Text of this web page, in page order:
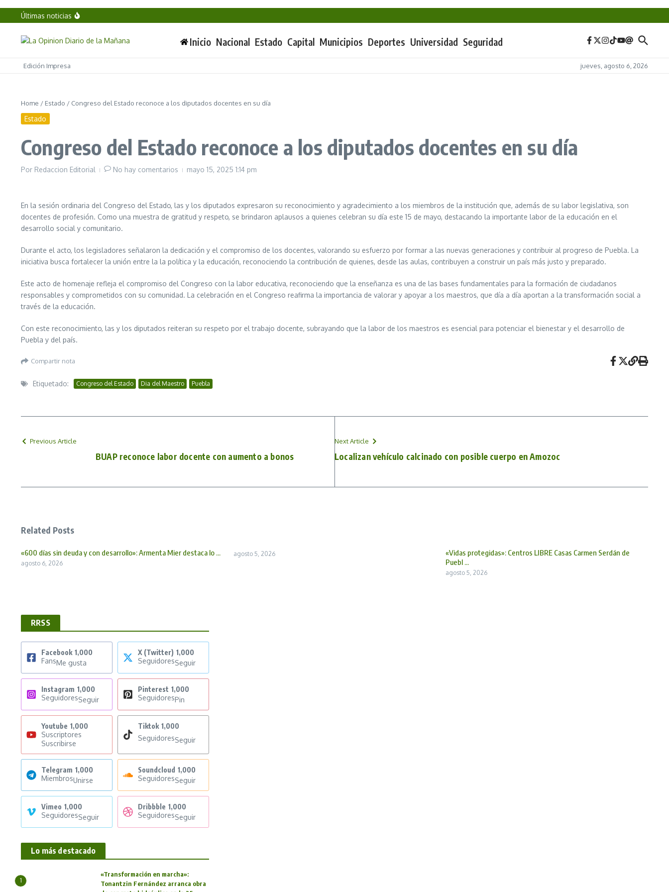
Saltar al contenido
Últimas noticias
Cae «El 07», líder de Los Rusos y presunto homicida en Oaxaca
Inicio Nacional Estado Capital Municipios Deportes Universidad Seguridad
Edición Impresa jueves, agosto 6, 2026
Home / Estado / Congreso del Estado reconoce a los diputados docentes en su día
Estado
Congreso del Estado reconoce a los diputados docentes en su día
Por Redaccion Editorial No hay comentarios mayo 15, 2025 1:14 pm
En la sesión ordinaria del Congreso del Estado, las y los diputados expresaron su reconocimiento y agradecimiento a los miembros de la institución que, además de su labor legislativa, son
docentes de profesión. Como una muestra de gratitud y respeto, se brindaron aplausos a quienes celebran su día este 15 de mayo, destacando la importante labor de la educación en el
desarrollo social y comunitario.
Durante el acto, los legisladores señalaron la dedicación y el compromiso de los docentes, valorando su esfuerzo por formar a las nuevas generaciones y contribuir al progreso de Puebla. La
iniciativa busca fortalecer la unión entre la la política y la educación, reconociendo la contribución de quienes, desde las aulas, contribuyen a construir un país más justo y preparado.
Este acto de homenaje refleja el compromiso del Congreso con la labor educativa, reconociendo que la enseñanza es una de las bases fundamentales para la formación de ciudadanos
responsables y comprometidos con su comunidad. La celebración en el Congreso reafirma la importancia de valorar y apoyar a los maestros, que día a día aportan a la transformación social a
través de la educación.
Con este reconocimiento, las y los diputados reiteran su respeto por el trabajo docente, subrayando que la labor de los maestros es esencial para potenciar el bienestar y el desarrollo de
Puebla y del país.
Compartir nota
Etiquetado: Congreso del Estado Dia del Maestro Puebla
Previous Article
BUAP reconoce labor docente con aumento a bonos
Next Article
Localizan vehículo calcinado con posible cuerpo en Amozoc
Related Posts
«600 días sin deuda y con desarrollo»: Armenta Mier destaca lo ...
agosto 6, 2026
agosto 5, 2026
«Vidas protegidas»: Centros LIBRE Casas Carmen Serdán de
Puebl ...
agosto 5, 2026
RRSS
Facebook 1,000
FansMe gusta
X (Twitter) 1,000
SeguidoresSeguir
Instagram 1,000
SeguidoresSeguir
Pinterest 1,000
SeguidoresPin
Youtube 1,000
Suscriptores
Suscribirse
Tiktok 1,000
SeguidoresSeguir
Telegram 1,000
MiembrosUnirse
Soundcloud 1,000
SeguidoresSeguir
Vimeo 1,000
SeguidoresSeguir
Dribbble 1,000
SeguidoresSeguir
Lo más destacado
1
«Transformación en marcha»:
Tonantzin Fernández arranca obra